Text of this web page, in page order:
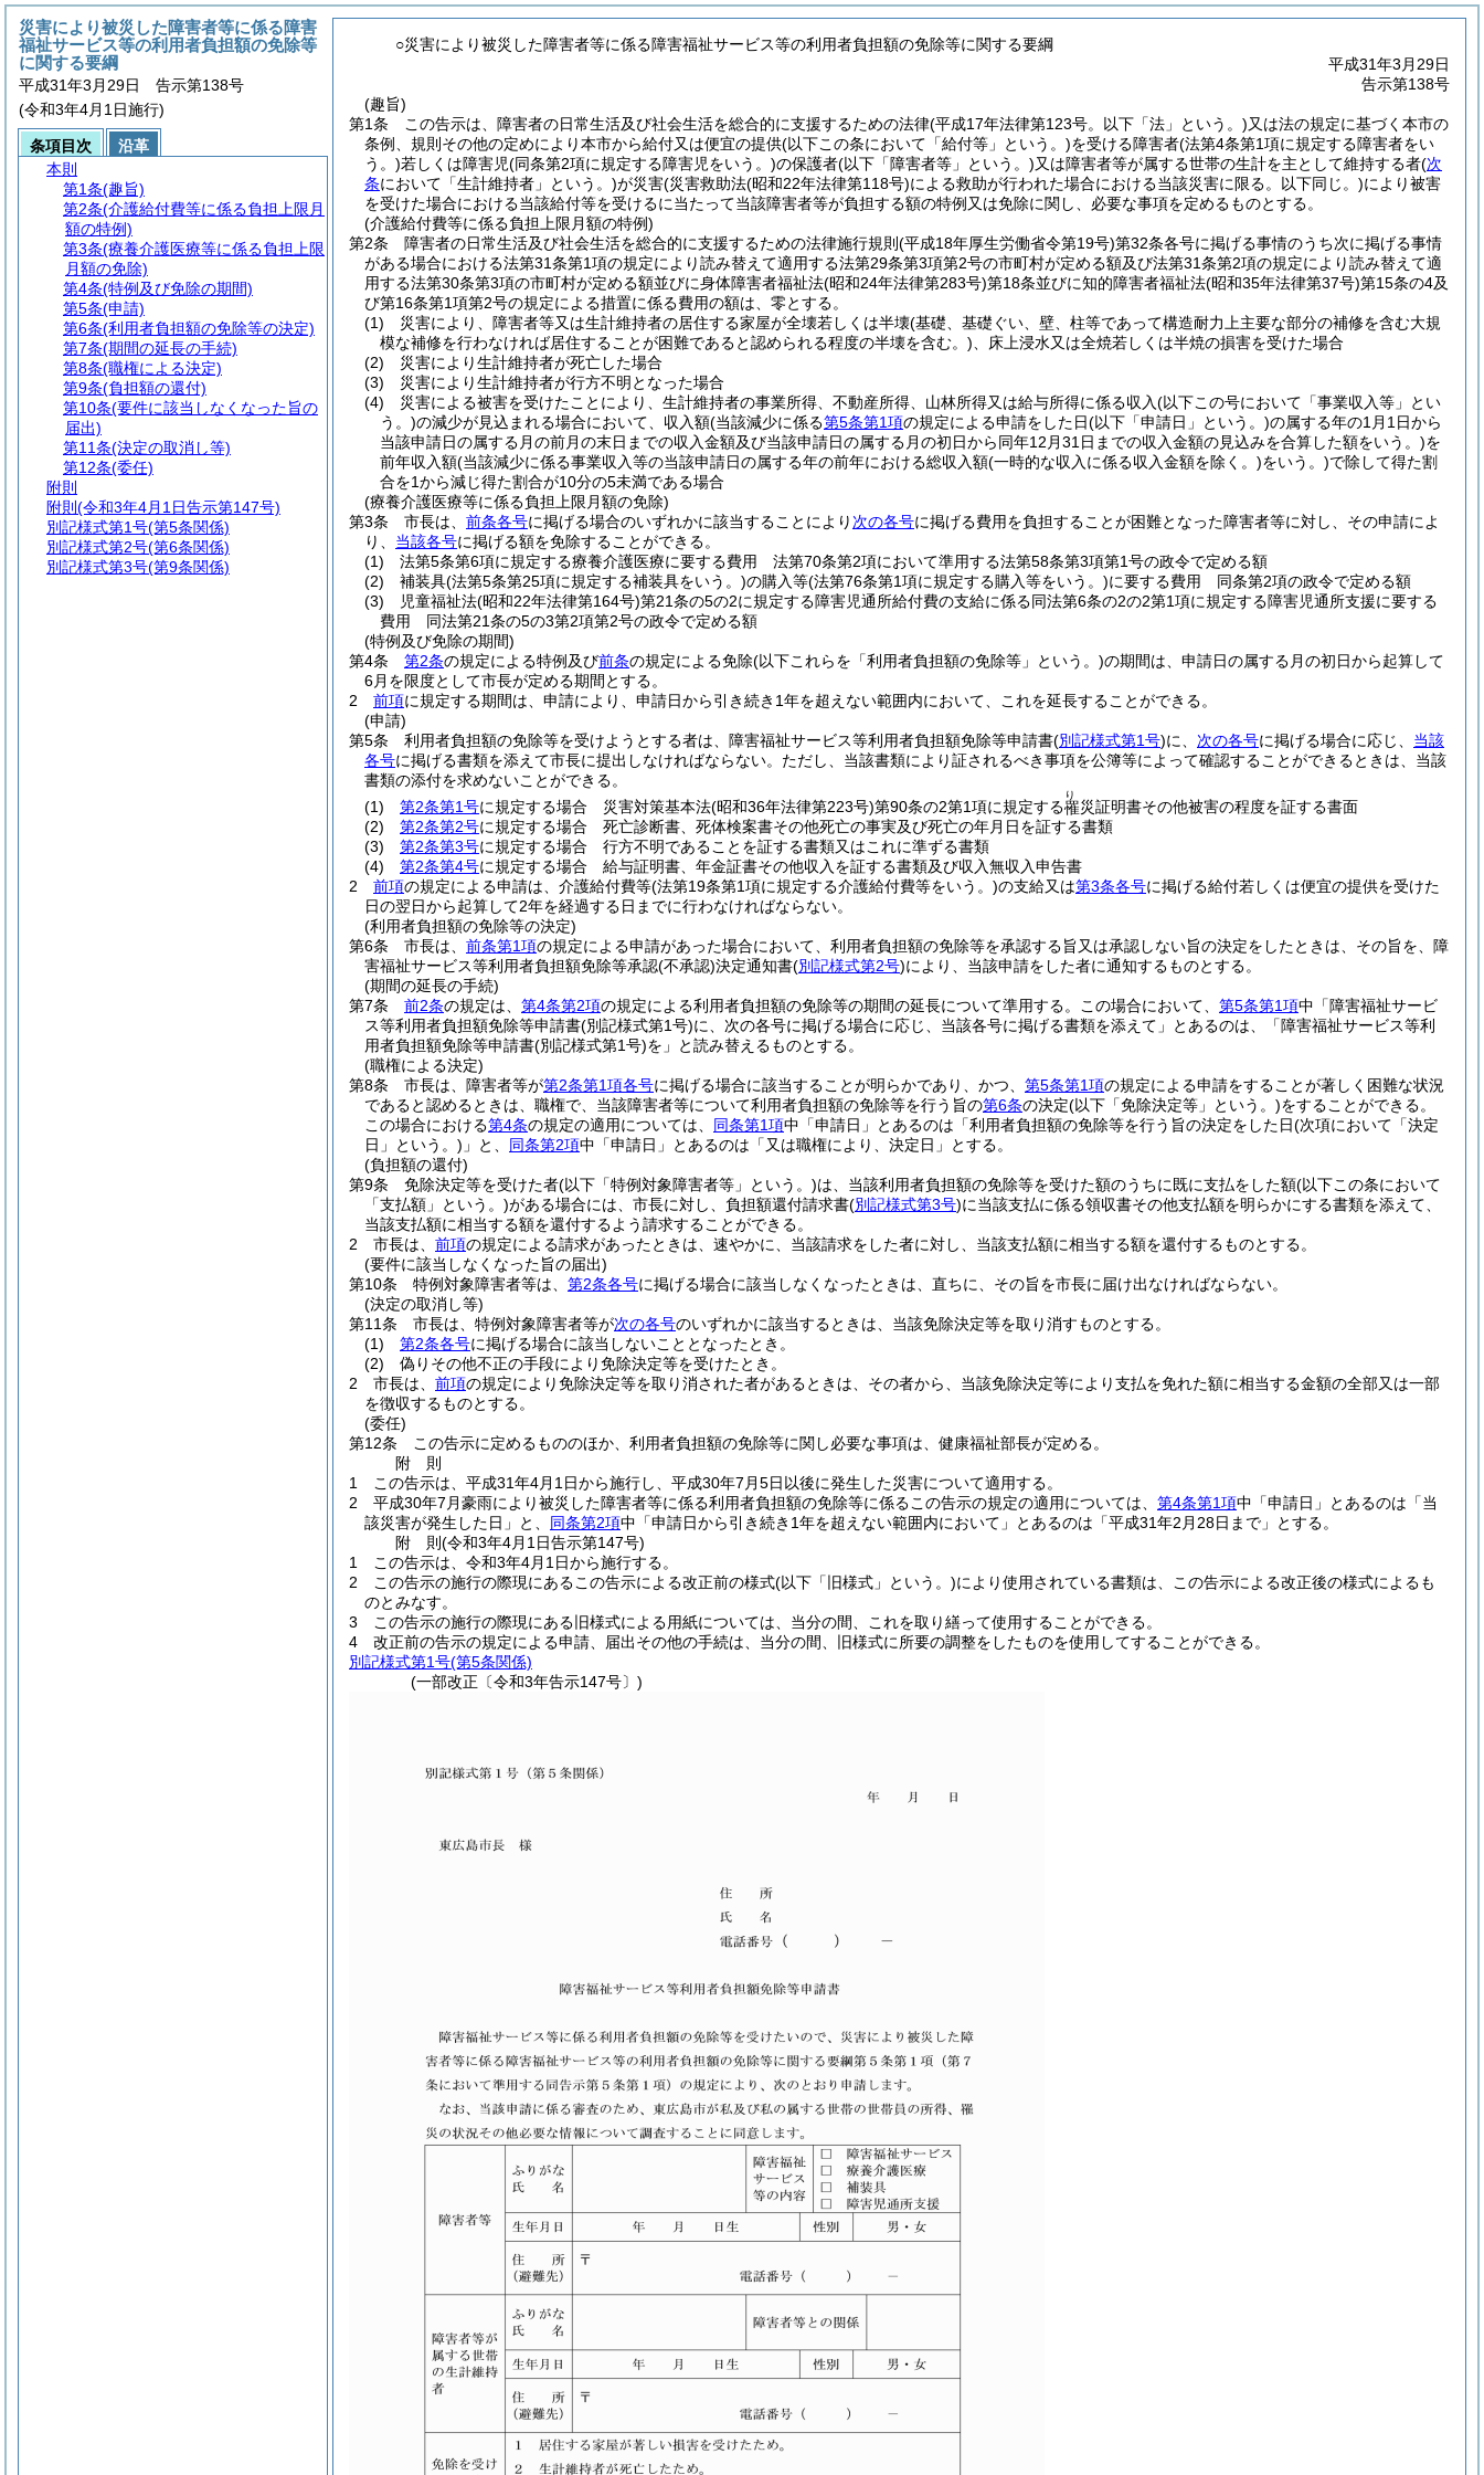
○災害により被災した障害者等に係る障害福祉サービス等の利用者負担額の免除等に関する要綱
平成31年3月29日
告示第138号
(趣旨)
第1条
この告示は、障害者の日常生活及び社会生活を総合的に支援するための法律(平成17年法律第123号。以下「法」という。)又は法の規定に基づく本市の
条例、規則その他の定めにより本市から給付又は便宜の提供(以下この条において「給付等」という。)を受ける障害者(法第4条第1項に規定する障害者をい
う。)若しくは障害児(同条第2項に規定する障害児をいう。)の保護者(以下「障害者等」という。)又は障害者等が属する世帯の生計を主として維持する者(次
条において「生計維持者」という。)が災害(災害救助法(昭和22年法律第118号)による救助が行われた場合における当該災害に限る。以下同じ。)により被害
を受けた場合における当該給付等を受けるに当たって当該障害者等が負担する額の特例又は免除に関し、必要な事項を定めるものとする。
(介護給付費等に係る負担上限月額の特例)
第2条
障害者の日常生活及び社会生活を総合的に支援するための法律施行規則 (平成18年厚生労働省令第19号)第32条各号に掲げる事情のうち次に掲げる事情
がある場合における法第31条第1項の規定により読み替えて適用する法第29条第3項第2号の市町村が定める額及び法第31条第2項の規定により読み替えて適
用する法第30条第3項の市町村が定める額並びに身体障害者福祉法(昭和24年法律第283号)第18条並びに知的障害者福祉法(昭和35年法律第37号)第15条の4及
び第16条第1項第2号の規定による措置に係る費用の額は、零とする。
(1)
災害により、障害者等又は生計維持者の居住する家屋が全壊若しくは半壊(基礎、基礎ぐい、壁、柱等であって構造耐力上主要な部分の補修を含む大規
模な補修を行わなければ居住することが困難であると認められる程度の半壊を含む。) 、床上浸水又は全焼若しくは半焼の損害を受けた場合
(2)
災害により生計維持者が死亡した場合
(3)
災害により生計維持者が行方不明となった場合
(4)
災害による被害を受けたことにより、生計維持者の事業所得、不動産所得、山林所得又は給与所得に係る収入(以下この号において「事業収入等」とい
う。)の減少が見込まれる場合において、収入額(当該減少に係る第5条第1項の規定による申請をした日(以下「申請日」という。)の属する年の1月1日から
当該申請日の属する月の前月の末日までの収入金額及び当該申請日の属する月の初日から同年12月31日までの収入金額の見込みを合算した額をいう。)を
前年収入額(当該減少に係る事業収入等の当該申請日の属する年の前年における総収入額(一時的な収入に係る収入金額を除く。)をいう。)で除して得た割
合を1から減じ得た割合が10分の5未満である場合
(療養介護医療等に係る負担上限月額の免除)
第3条
市長は、 前条各号に掲げる場合のいずれかに該当することにより 次の各号に掲げる費用を負担することが困難となった障害者等に対し、その申請によ
り、 当該各号に掲げる額を免除することができる。
(1)
法第5条第6項に規定する療養介護医療に要する費用 法第70条第2項において準用する法第58条第3項第1号の政令で定める額
(2)
補装具(法第5条第25項に規定する補装具をいう。)の購入等(法第76条第1項に規定する購入等をいう。)に要する費用 同条第2項の政令で定める額
(3)
児童福祉法(昭和22年法律第164号)第21条の5の2に規定する障害児通所給付費の支給に係る同法第6条の2の2第1項に規定する障害児通所支援に要する
費用 同法第21条の5の3第2項第2号の政令で定める額
(特例及び免除の期間)
第4条
第2条の規定による特例及び前条の規定による免除(以下これらを「利用者負担額の免除等」という。)の期間は、申請日の属する月の初日から起算して
6月を限度として市長が定める期間とする。
2
前項に規定する期間は、申請により、申請日から引き続き1年を超えない範囲内において、これを延長することができる。
(申請)
第5条
利用者負担額の免除等を受けようとする者は、障害福祉サービス等利用者負担額免除等申請書(別記様式第1号)に、 次の各号に掲げる場合に応じ、 当該
各号に掲げる書類を添えて市長に提出しなければならない。 ただし、当該書類により証されるべき事項を公簿等によって確認することができるときは、当該
書類の添付を求めないことができる。
(1)
第2条第1号に規定する場合 災害対策基本法(昭和36年法律第223号)第90条の2第1項に規定する罹
り
災証明書その他被害の程度を証する書面
(2)
第2条第2号に規定する場合 死亡診断書、死体検案書その他死亡の事実及び死亡の年月日を証する書類
(3)
第2条第3号に規定する場合 行方不明であることを証する書類又はこれに準ずる書類
(4)
第2条第4号に規定する場合 給与証明書、年金証書その他収入を証する書類及び収入無収入申告書
2
前項の規定による申請は、介護給付費等(法第19条第1項に規定する介護給付費等をいう。)の支給又は第3条各号に掲げる給付若しくは便宜の提供を受けた
日の翌日から起算して2年を経過する日までに行わなければならない。
(利用者負担額の免除等の決定)
第6条
市長は、 前条第1項の規定による申請があった場合において、利用者負担額の免除等を承認する旨又は承認しない旨の決定をしたときは、その旨を、障
害福祉サービス等利用者負担額免除等承認(不承認)決定通知書(別記様式第2号)により、当該申請をした者に通知するものとする。
(期間の延長の手続)
第7条
前2条の規定は、 第4条第2項の規定による利用者負担額の免除等の期間の延長について準用する。 この場合において、 第5条第1項中「障害福祉サービ
ス等利用者負担額免除等申請書(別記様式第1号)に、次の各号に掲げる場合に応じ、当該各号に掲げる書類を添えて」とあるのは、「障害福祉サービス等利
用者負担額免除等申請書(別記様式第1号)を」と読み替えるものとする。
(職権による決定)
第8条
市長は、障害者等が第2条第1項各号に掲げる場合に該当することが明らかであり、かつ、 第5条第1項の規定による申請をすることが著しく困難な状況
であると認めるときは、職権で、当該障害者等について利用者負担額の免除等を行う旨の第6条の決定(以下「免除決定等」という。)をすることができる。
この場合における第4条の規定の適用については、 同条第1項中「申請日」とあるのは「利用者負担額の免除等を行う旨の決定をした日(次項において「決定
日」という。) 」と、 同条第2項中「申請日」とあるのは「又は職権により、決定日」とする。
(負担額の還付)
第9条
免除決定等を受けた者(以下「特例対象障害者等」という。)は、当該利用者負担額の免除等を受けた額のうちに既に支払をした額(以下この条において
「支払額」という。)がある場合には、市長に対し、負担額還付請求書(別記様式第3号)に当該支払に係る領収書その他支払額を明らかにする書類を添えて、
当該支払額に相当する額を還付するよう請求することができる。
2
市長は、 前項の規定による請求があったときは、速やかに、当該請求をした者に対し、当該支払額に相当する額を還付するものとする。
(要件に該当しなくなった旨の届出)
第10条
特例対象障害者等は、 第2条各号に掲げる場合に該当しなくなったときは、直ちに、その旨を市長に届け出なければならない。
(決定の取消し等)
第11条
市長は、特例対象障害者等が次の各号のいずれかに該当するときは、当該免除決定等を取り消すものとする。
(1)
第2条各号に掲げる場合に該当しないこととなったとき。
(2)
偽りその他不正の手段により免除決定等を受けたとき。
2
市長は、 前項の規定により免除決定等を取り消された者があるときは、その者から、当該免除決定等により支払を免れた額に相当する金額の全部又は一部
を徴収するものとする。
(委任)
第12条
この告示に定めるもののほか、利用者負担額の免除等に関し必要な事項は、健康福祉部長が定める。
附 則
1
この告示は、平成31年4月1日から施行し、平成30年7月5日以後に発生した災害について適用する。
2
平成30年7月豪雨により被災した障害者等に係る利用者負担額の免除等に係るこの告示の規定の適用については、 第4条第1項中「申請日」とあるのは「当
該災害が発生した日」と、 同条第2項中「申請日から引き続き1年を超えない範囲内において」とあるのは「平成31年2月28日まで」とする。
附 則(令和3年4月1日告示第147号)
1
この告示は、令和3年4月1日から施行する。
2
この告示の施行の際現にあるこの告示による改正前の様式(以下「旧様式」という。)により使用されている書類は、この告示による改正後の様式によるも
のとみなす。
3
この告示の施行の際現にある旧様式による用紙については、当分の間、これを取り繕って使用することができる。
4
改正前の告示の規定による申請、届出その他の手続は、当分の間、旧様式に所要の調整をしたものを使用してすることができる。
別記様式第1号(第5条関係)
(一部改正〔令和3年告示147号〕)
災害により被災した障害者等に係る障害
福祉サービス等の利用者負担額の免除等
に関する要綱
平成31年3月29日 告示第138号
(令和3年4月1日施行)
条項目次
沿革
本則
第1条(趣旨)
第2条(介護給付費等に係る負担上限月
額の特例)
第3条(療養介護医療等に係る負担上限
月額の免除)
第4条(特例及び免除の期間)
第5条(申請)
第6条(利用者負担額の免除等の決定)
第7条(期間の延長の手続)
第8条(職権による決定)
第9条(負担額の還付)
第10条(要件に該当しなくなった旨の
届出)
第11条(決定の取消し等)
第12条(委任)
附則
附則 (令和3年4月1日告示第147号)
別記様式第1号(第5条関係)
別記様式第2号(第6条関係)
別記様式第3号(第9条関係)